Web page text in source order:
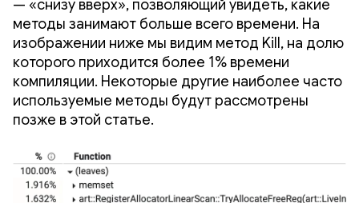
— «снизу вверх», позволяющий увидеть, какие
методы занимают больше всего времени. На
изображении ниже мы видим метод Kill, на долю
которого приходится более 1% времени
компиляции. Некоторые другие наиболее часто
используемые методы будут рассмотрены
позже в этой статье.